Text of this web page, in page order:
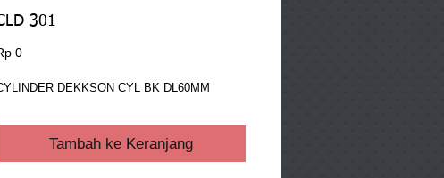
301
0Harga
DEKKSON CYL BK DL60MM
Tambah ke Keranjang